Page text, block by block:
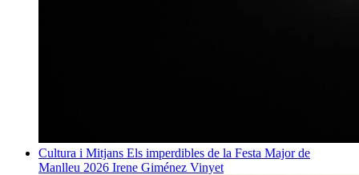
Cultura i Mitjans Els imperdibles de la Festa Major de
Manlleu 2026 Irene Giménez Vinyet